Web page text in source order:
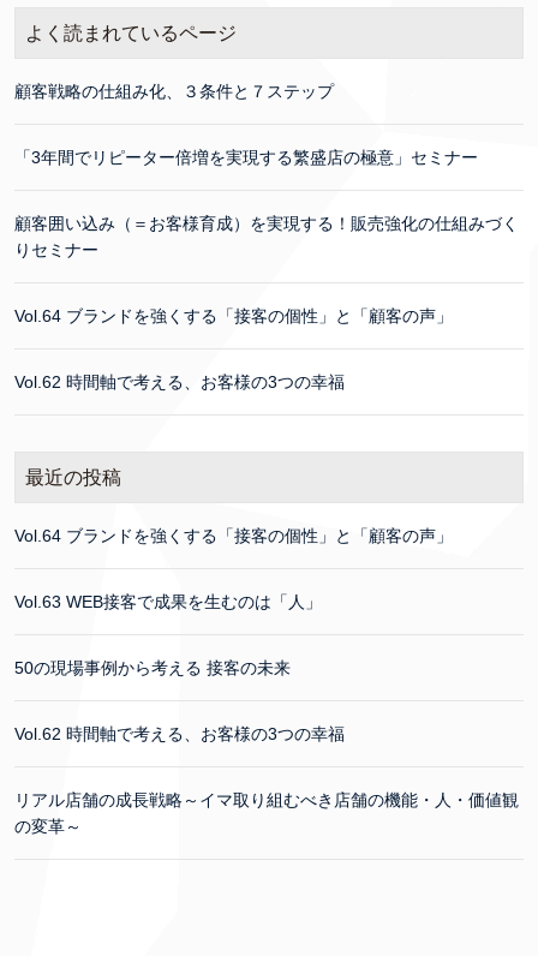
よく読まれているページ
顧客戦略の仕組み化、３条件と７ステップ
「3年間でリピーター倍増を実現する繁盛店の極意」セミナー
顧客囲い込み（＝お客様育成）を実現する！販売強化の仕組みづく
りセミナー
Vol.64 ブランドを強くする「接客の個性」と「顧客の声」
Vol.62 時間軸で考える、お客様の3つの幸福
最近の投稿
Vol.64 ブランドを強くする「接客の個性」と「顧客の声」
Vol.63 WEB接客で成果を生むのは「人」
50の現場事例から考える 接客の未来
Vol.62 時間軸で考える、お客様の3つの幸福
リアル店舗の成長戦略～イマ取り組むべき店舗の機能・人・価値観
の変革～